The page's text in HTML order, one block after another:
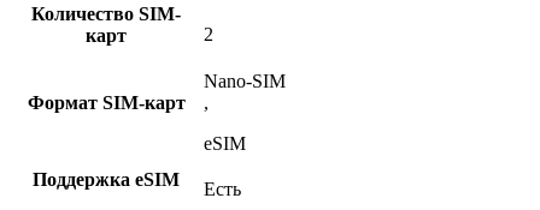
Количество SIM-
карт
2
Формат SIM-карт
Nano-SIM
,
eSIM
Поддержка eSIM
Есть